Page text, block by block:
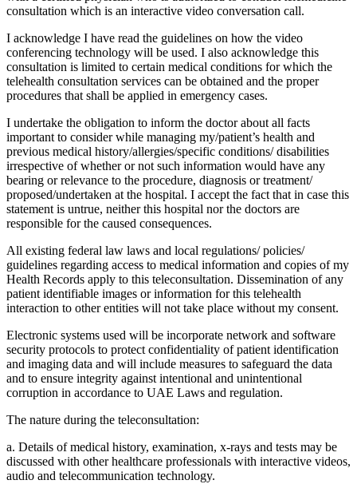
consultation which is an interactive video conversation call.
I acknowledge I have read the guidelines on how the video
conferencing technology will be used. I also acknowledge this
consultation is limited to certain medical conditions for which the
telehealth consultation services can be obtained and the proper
procedures that shall be applied in emergency cases.
I undertake the obligation to inform the doctor about all facts
important to consider while managing my/patient’s health and
previous medical history/allergies/specific conditions/ disabilities
irrespective of whether or not such information would have any
bearing or relevance to the procedure, diagnosis or treatment/
proposed/undertaken at the hospital. I accept the fact that in case this
statement is untrue, neither this hospital nor the doctors are
responsible for the caused consequences.
All existing federal law laws and local regulations/ policies/
guidelines regarding access to medical information and copies of my
Health Records apply to this teleconsultation. Dissemination of any
patient identifiable images or information for this telehealth
interaction to other entities will not take place without my consent.
Electronic systems used will be incorporate network and software
security protocols to protect confidentiality of patient identification
and imaging data and will include measures to safeguard the data
and to ensure integrity against intentional and unintentional
corruption in accordance to UAE Laws and regulation.
The nature during the teleconsultation:
a. Details of medical history, examination, x-rays and tests may be
discussed with other healthcare professionals with interactive videos,
audio and telecommunication technology.